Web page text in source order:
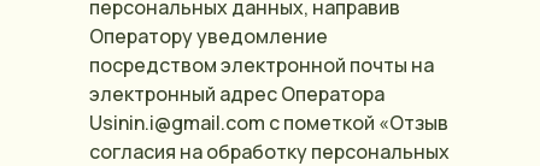
персональных данных, направив
Оператору уведомление
посредством электронной почты на
электронный адрес Оператора
Usinin.i@gmail.com с пометкой «Отзыв
согласия на обработку персональных
Положение об обработке персональных данных